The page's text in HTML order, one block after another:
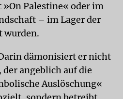
Palestine« oder im
– im Lager der
wurden.
dämonisiert er nicht
angeblich auf die
Auslöschung«